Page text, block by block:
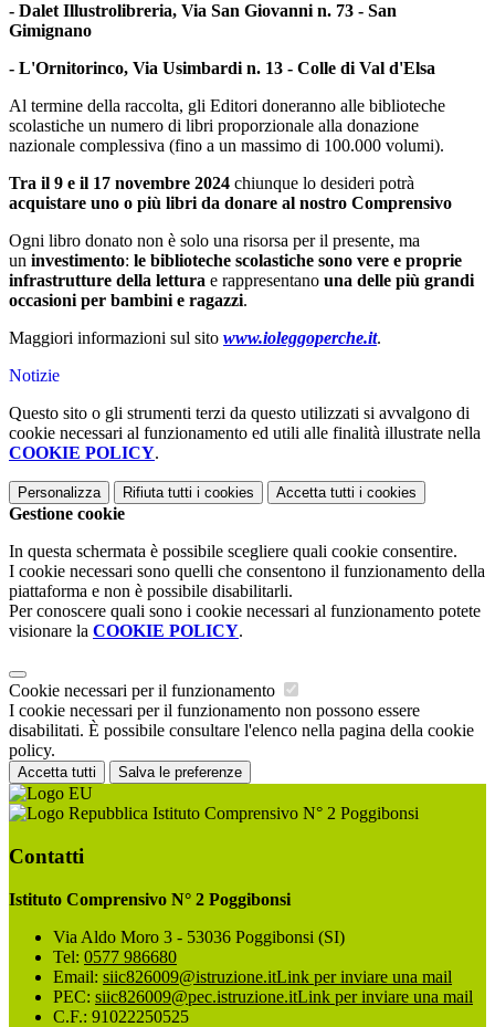
- Dalet Illustrolibreria, Via San Giovanni n. 73 - San
Gimignano
- L'Ornitorinco, Via Usimbardi n. 13 - Colle di Val d'Elsa
Al termine della raccolta, gli Editori doneranno alle biblioteche
scolastiche un numero di libri proporzionale alla donazione
nazionale complessiva (fino a un massimo di 100.000 volumi).
Tra il 9 e il 17 novembre 2024 chiunque lo desideri potrà
acquistare uno o più libri da donare al nostro Comprensivo
Ogni libro donato non è solo una risorsa per il presente, ma
un investimento: le biblioteche scolastiche sono vere e proprie
infrastrutture della lettura e rappresentano una delle più grandi
occasioni per bambini e ragazzi.
Maggiori informazioni sul sito www.ioleggoperche.it.
Notizie
Questo sito o gli strumenti terzi da questo utilizzati si avvalgono di
cookie necessari al funzionamento ed utili alle finalità illustrate nella
COOKIE POLICY.
Personalizza Rifiuta tutti i cookies Accetta tutti i cookies
Gestione cookie
In questa schermata è possibile scegliere quali cookie consentire.
I cookie necessari sono quelli che consentono il funzionamento della
piattaforma e non è possibile disabilitarli.
Per conoscere quali sono i cookie necessari al funzionamento potete
visionare la COOKIE POLICY.
Cookie necessari per il funzionamento
I cookie necessari per il funzionamento non possono essere
disabilitati. È possibile consultare l'elenco nella pagina della cookie
policy.
Accetta tutti Salva le preferenze
Istituto Comprensivo N° 2 Poggibonsi
Contatti
Istituto Comprensivo N° 2 Poggibonsi
Via Aldo Moro 3 - 53036 Poggibonsi (SI)
Tel: 0577 986680
Email: siic826009@istruzione.itLink per inviare una mail
PEC: siic826009@pec.istruzione.itLink per inviare una mail
C.F.: 91022250525